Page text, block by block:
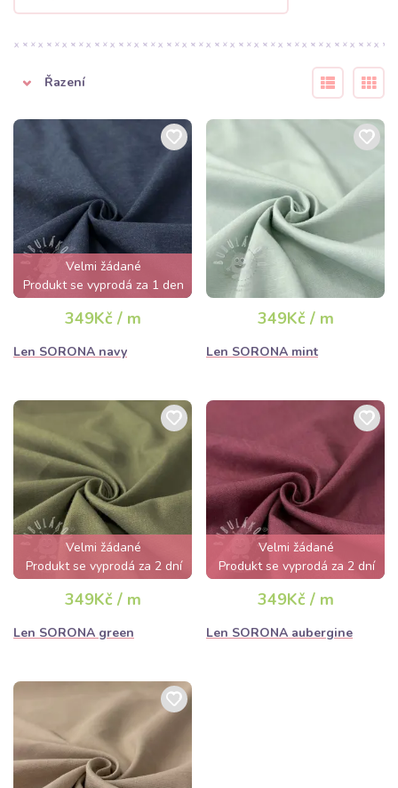
Řazení
Velmi žádané
Produkt se vyprodá za 1 den
349Kč / m
Len SORONA navy
349Kč / m
Len SORONA mint
Velmi žádané
Produkt se vyprodá za 2 dní
349Kč / m
Len SORONA green
Velmi žádané
Produkt se vyprodá za 2 dní
349Kč / m
Len SORONA aubergine